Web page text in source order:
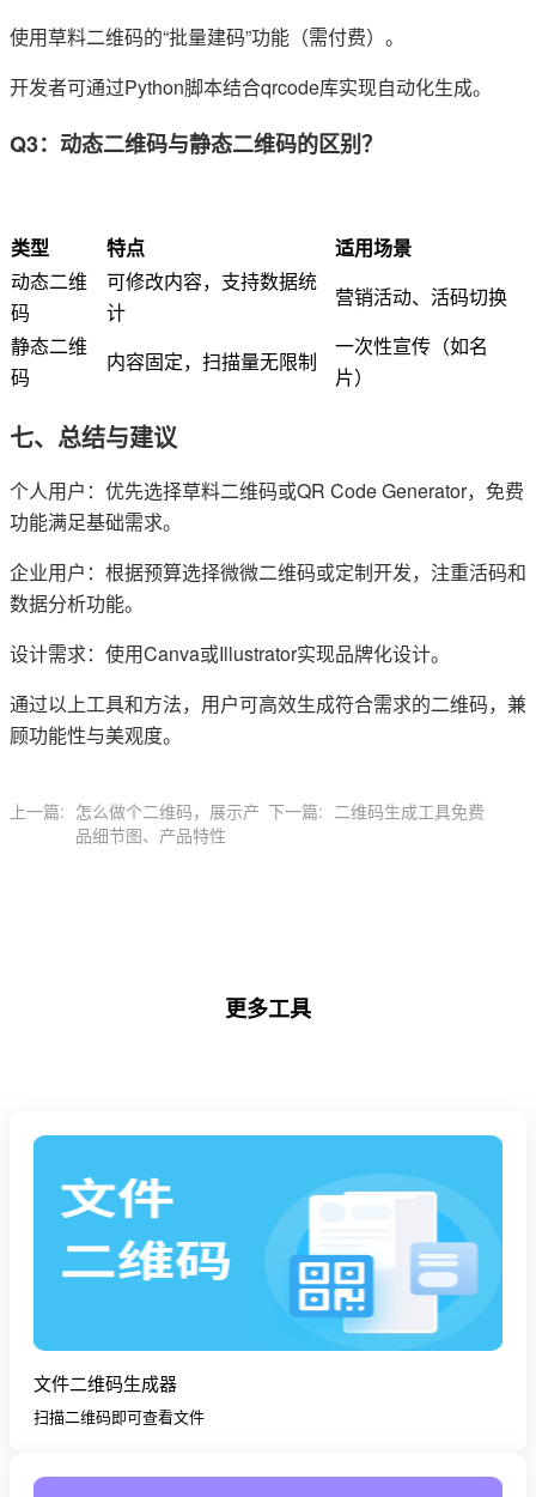
使用草料二维码的“批量建码”功能（需付费）。
开发者可通过Python脚本结合qrcode库实现自动化生成。
Q3：动态二维码与静态二维码的区别？
类型 特点
适用场景
动态二维
码
可修改内容，支持数据统
计
营销活动、活码切换
静态二维
码
内容固定，扫描量无限制
一次性宣传（如名
片）
七、总结与建议
个人用户：优先选择草料二维码或QR Code Generator，免费
功能满足基础需求。
企业用户：根据预算选择微微二维码或定制开发，注重活码和
数据分析功能。
设计需求：使用Canva或Illustrator实现品牌化设计。
通过以上工具和方法，用户可高效生成符合需求的二维码，兼
顾功能性与美观度。
上一篇: 怎么做个二维码，展示产
品细节图、产品特性
下一篇: 二维码生成工具免费
更多工具
文件二维码生成器
扫描二维码即可查看文件